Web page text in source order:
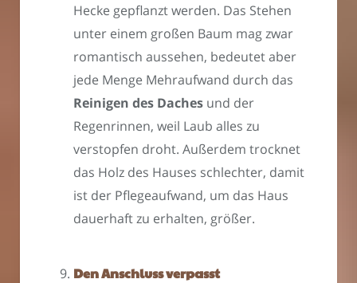
Hecke gepflanzt werden. Das Stehen
unter einem großen Baum mag zwar
romantisch aussehen, bedeutet aber
jede Menge Mehraufwand durch das
Reinigen des Daches und der
Regenrinnen, weil Laub alles zu
verstopfen droht. Außerdem trocknet
das Holz des Hauses schlechter, damit
ist der Pflegeaufwand, um das Haus
dauerhaft zu erhalten, größer.
Den Anschluss verpasst